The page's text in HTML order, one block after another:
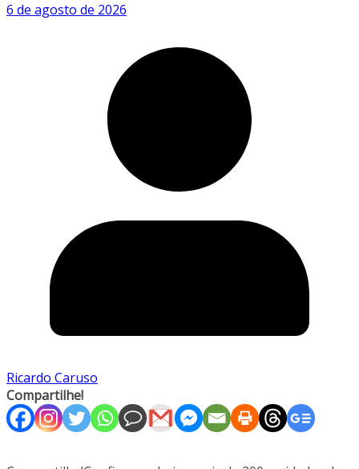
6 de agosto de 2026
Ricardo Caruso
Compartilhe!